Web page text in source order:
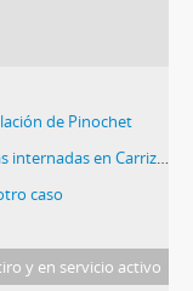
de Pinochet
en Carrizal Bajo
caso
y en servicio activo